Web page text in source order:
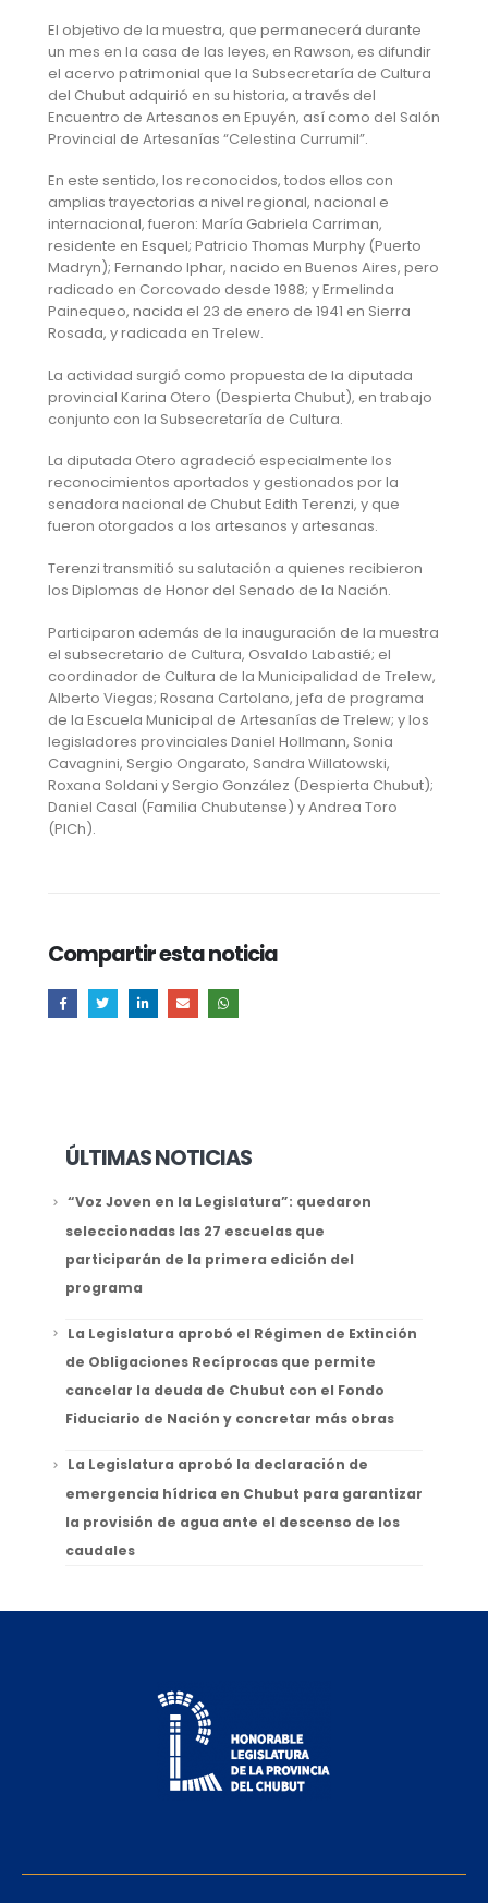
El objetivo de la muestra, que permanecerá durante
un mes en la casa de las leyes, en Rawson, es difundir
el acervo patrimonial que la Subsecretaría de Cultura
del Chubut adquirió en su historia, a través del
Encuentro de Artesanos en Epuyén, así como del Salón
Provincial de Artesanías “Celestina Currumil”.
En este sentido, los reconocidos, todos ellos con
amplias trayectorias a nivel regional, nacional e
internacional, fueron: María Gabriela Carriman,
residente en Esquel; Patricio Thomas Murphy (Puerto
Madryn); Fernando Iphar, nacido en Buenos Aires, pero
radicado en Corcovado desde 1988; y Ermelinda
Painequeo, nacida el 23 de enero de 1941 en Sierra
Rosada, y radicada en Trelew.
La actividad surgió como propuesta de la diputada
provincial Karina Otero (Despierta Chubut), en trabajo
conjunto con la Subsecretaría de Cultura.
La diputada Otero agradeció especialmente los
reconocimientos aportados y gestionados por la
senadora nacional de Chubut Edith Terenzi, y que
fueron otorgados a los artesanos y artesanas.
Terenzi transmitió su salutación a quienes recibieron
los Diplomas de Honor del Senado de la Nación.
Participaron además de la inauguración de la muestra
el subsecretario de Cultura, Osvaldo Labastié; el
coordinador de Cultura de la Municipalidad de Trelew,
Alberto Viegas; Rosana Cartolano, jefa de programa
de la Escuela Municipal de Artesanías de Trelew; y los
legisladores provinciales Daniel Hollmann, Sonia
Cavagnini, Sergio Ongarato, Sandra Willatowski,
Roxana Soldani y Sergio González (Despierta Chubut);
Daniel Casal (Familia Chubutense) y Andrea Toro
(PICh).
Compartir esta noticia
ÚLTIMAS NOTICIAS
“Voz Joven en la Legislatura”: quedaron
seleccionadas las 27 escuelas que
participarán de la primera edición del
programa
La Legislatura aprobó el Régimen de Extinción
de Obligaciones Recíprocas que permite
cancelar la deuda de Chubut con el Fondo
Fiduciario de Nación y concretar más obras
La Legislatura aprobó la declaración de
emergencia hídrica en Chubut para garantizar
la provisión de agua ante el descenso de los
caudales